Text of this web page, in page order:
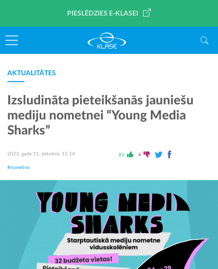
PIESLĒDZIES E-KLASEI
AKTUALITĀTES
Izsludināta pieteikšanās jauniešu
mediju nometnei “Young Media
Sharks”
2023. gada 11. oktobris, 15:14 81 4
#nometne